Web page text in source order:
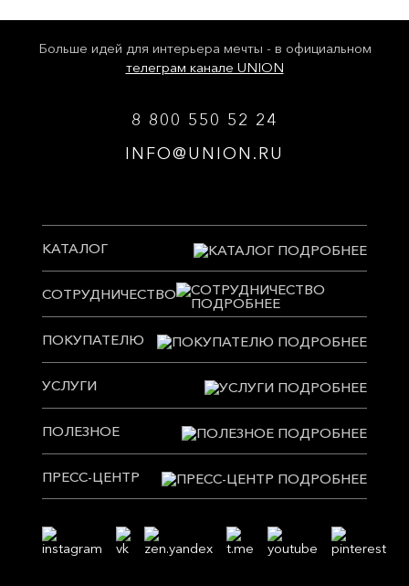
Больше идей для интерьера мечты - в официальном
телеграм канале UNION
8 800 550 52 24
INFO@UNION.RU
КАТАЛОГ
СОТРУДНИЧЕСТВО
ПОКУПАТЕЛЮ
УСЛУГИ
ПОЛЕЗНОЕ
ПРЕСС-ЦЕНТР